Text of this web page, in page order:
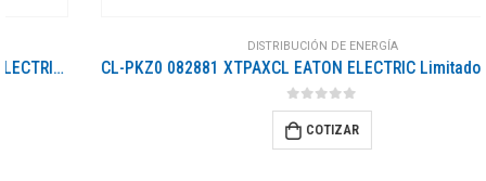
DISTRIBUCIÓN DE ENERGÍA
CL-PKZ0 082881 XTPAXCL EATON ELECTRIC Limitador de intensidad 3 polos 63 A 400 V AC/100 Ka 690 V AC/10 kA
out of 5